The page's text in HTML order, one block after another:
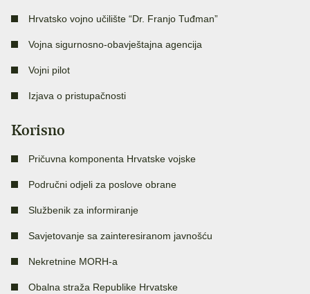
Hrvatsko vojno učilište “Dr. Franjo Tuđman”
Vojna sigurnosno-obavještajna agencija
Vojni pilot
Izjava o pristupačnosti
Korisno
Pričuvna komponenta Hrvatske vojske
Područni odjeli za poslove obrane
Službenik za informiranje
Savjetovanje sa zainteresiranom javnošću
Nekretnine MORH-a
Obalna straža Republike Hrvatske